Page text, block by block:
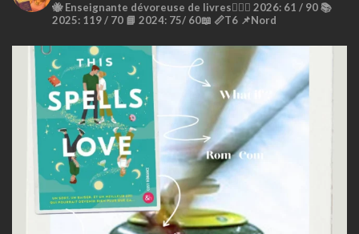
🐝Enseignante dévoreuse de livres🙇🏼‍♀️ 2026: 61 / 90 📚
2025: 119 / 70 📘 2024: 75/ 60📖 📏T6 📌Nord